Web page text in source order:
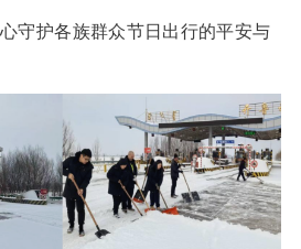
守护各族群众节日出行的平安与